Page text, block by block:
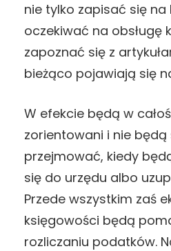
nie tylko zapisać się
oczekiwać na obsługę
zapoznać się z
bieżąco pojawiają się
W efekcie będą w
zorientowani i nie będą
przejmować, kiedy
się do urzędu albo
Przede wszystkim zaś
księgowości będą
rozliczaniu podatków.